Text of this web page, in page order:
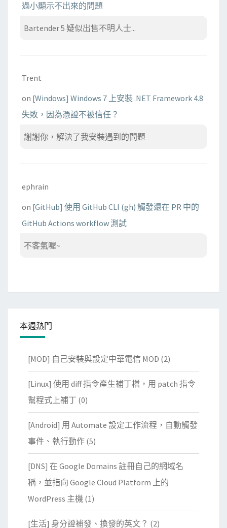
過小顯示不出來的問題
Bartender 5 疑似出售不明人士...
Trent
on [Windows] Windows 7 上安裝 .NET Framework 4.8
失敗，因為憑證不被信任？
謝謝你，解決了我安裝遇到的問題
ephrain
on [GitHub] 使用 GitHub CLI (gh) 觸發還在 PR 中的
GitHub Actions workflow 測試
不客氣喔~
本週熱門
[MOD] 自己安裝與設定中華電信 MOD (2)
[Linux] 使用 diff 指令產生補丁檔，用 patch 指令
幫程式上補丁 (0)
[Android] 用 Automate 設定工作流程，自動觸發
事件、執行動作 (5)
[DNS] 在 Google Domains 註冊自己的網域名
稱，並指向 Google Cloud Platform 上的
WordPress 主機 (1)
[生活] 身分證補發、換發的英文？ (2)